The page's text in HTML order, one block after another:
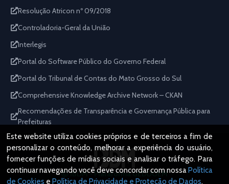
Resolução Atricon nº 09/2018
Controladoria-Geral da União
Interlegis
Portal do Software Público do Governo Federal
Portal do Tribunal de Contas do Mato Grosso do Sul
Comprehensive Knowledge Archive Network – CKAN
Recomendações de Transparência e Governança Pública para
Prefeituras
IBDM - Plataforma GEDDOEM
Este website utiliza cookies próprios e de terceiros a fim de
personalizar o conteúdo, melhorar a experiência do usuário,
fornecer funções de mídias sociais e analisar o tráfego. Para
continuar navegando você deve concordar com nossaPolítica
de Cookies e Política de Privacidade e Proteção de Dados.